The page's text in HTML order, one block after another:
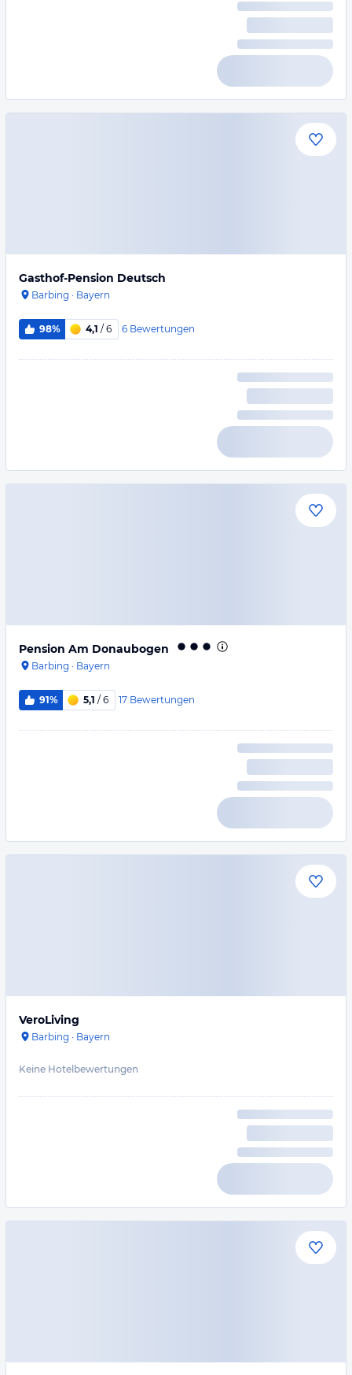
Gasthof-Pension Deutsch
Barbing · Bayern
98% 4,1 / 6 6 Bewertungen
Pension Am Donaubogen
Barbing · Bayern
91% 5,1 / 6 17 Bewertungen
VeroLiving
Barbing · Bayern
Keine Hotelbewertungen